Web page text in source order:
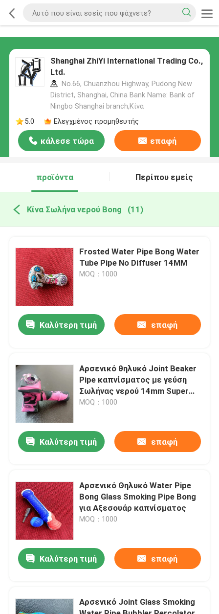
Shanghai ZhiYi International Trading Co.,
Ltd.
No.66, Chuanzhou Highway, Pudong New
District, Shanghai, China Bank Name: Bank of
Ningbo Shanghai branch,Κίνα
5.0
Ελεγχμένος προμηθευτής
κάλεσε τώρα επαφή
προϊόντα Περίπου εμείς
Κίνα Σωλήνα νερού Bong (11)
Frosted Water Pipe Bong Water
Tube Pipe No Diffuser 14MM
MOQ：1000
Καλύτερη τιμή επαφή
Αρσενικό θηλυκό Joint Beaker
Pipe καπνίσματος με γεύση
Σωλήνας νερού 14mm Super
Thick Beaker Bong
MOQ：1000
Καλύτερη τιμή επαφή
Αρσενικό Θηλυκό Water Pipe
Bong Glass Smoking Pipe Bong
για Αξεσουάρ καπνίσματος
MOQ：1000
Καλύτερη τιμή επαφή
Αρσενικό Joint Glass Smoking